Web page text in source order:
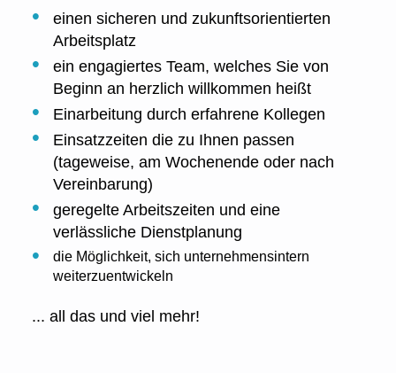
einen sicheren und zukunftsorientierten
Arbeitsplatz
ein engagiertes Team, welches Sie von
Beginn an herzlich willkommen heißt
Einarbeitung durch erfahrene Kollegen
Einsatzzeiten die zu Ihnen passen
(tageweise, am Wochenende oder nach
Vereinbarung)
geregelte Arbeitszeiten und eine
verlässliche Dienstplanung
die Möglichkeit, sich unternehmensintern
weiterzuentwickeln
... all das und viel mehr!